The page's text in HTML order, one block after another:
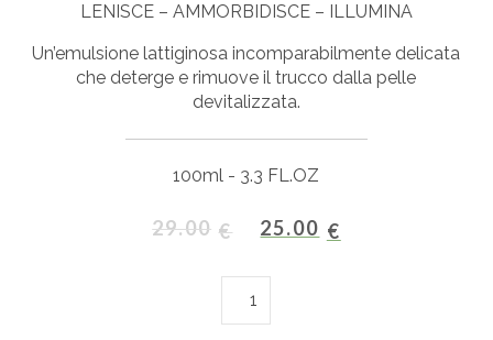
LENISCE – AMMORBIDISCE – ILLUMINA
Un’emulsione lattiginosa incomparabilmente delicata
che deterge e rimuove il trucco dalla pelle
devitalizzata.
100ml - 3.3 FL.OZ
29.00 € 25.00 €
d'acqua